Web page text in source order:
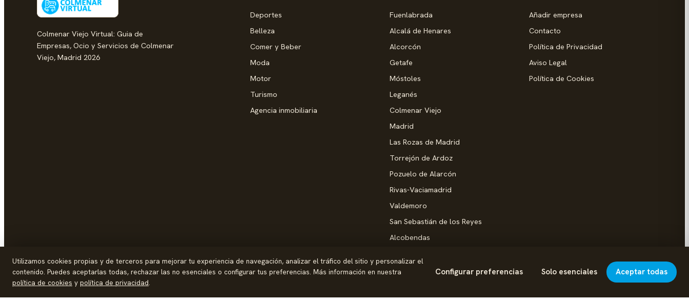
Colmenar Viejo Virtual: Guia de
Empresas, Ocio y Servicios de Colmenar
Viejo, Madrid 2026
Deportes
Belleza
Comer y Beber
Moda
Motor
Turismo
Agencia inmobiliaria
Fuenlabrada
Alcalá de Henares
Alcorcón
Getafe
Móstoles
Leganés
Colmenar Viejo
Madrid
Las Rozas de Madrid
Torrejón de Ardoz
Pozuelo de Alarcón
Rivas-Vaciamadrid
Valdemoro
San Sebastián de los Reyes
Alcobendas
Parla
Añadir empresa
Contacto
Política de Privacidad
Aviso Legal
Política de Cookies
© 2026 Palike Networks, S.L.U. Hecho con cariño en Colmenar Viejo
Utilizamos cookies propias y de terceros para mejorar tu experiencia de navegación, analizar el tráfico del sitio y personalizar el
contenido. Puedes aceptarlas todas, rechazar las no esenciales o configurar tus preferencias. Más información en nuestra
política de cookies y política de privacidad.
Configurar preferencias Solo esenciales Aceptar todas